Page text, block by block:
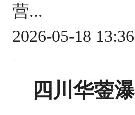
营...
2026-05-18
四川华蓥